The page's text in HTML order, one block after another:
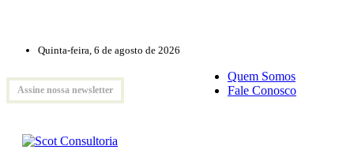
Quinta-feira, 6 de agosto de 2026
Assine nossa newsletter
Quem Somos
Fale Conosco